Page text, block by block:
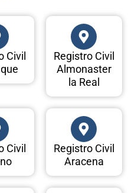
Civil
Registro Civil
Almonaster
la Real
Civil
Registro Civil
Aracena